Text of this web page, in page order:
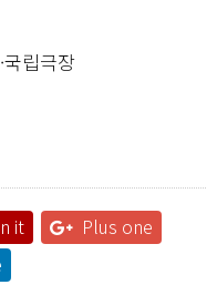
립극장
it
Plus one